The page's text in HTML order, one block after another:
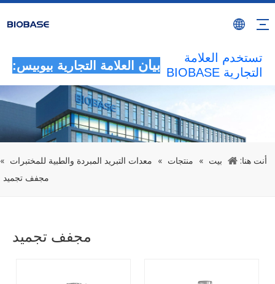
بيان العلامة التجارية بيوبيس:
الأنشطة غير
تستخدم العلامة
التجارية BIOBASE
بمثابة انتهاك غير
بالتحقيق في
المسؤولية
القانونية.
أنت هنا: بيت » منتجات » معدات التبريد المبردة والطبية للمختبرات »
مجفف تجميد
مجفف تجميد